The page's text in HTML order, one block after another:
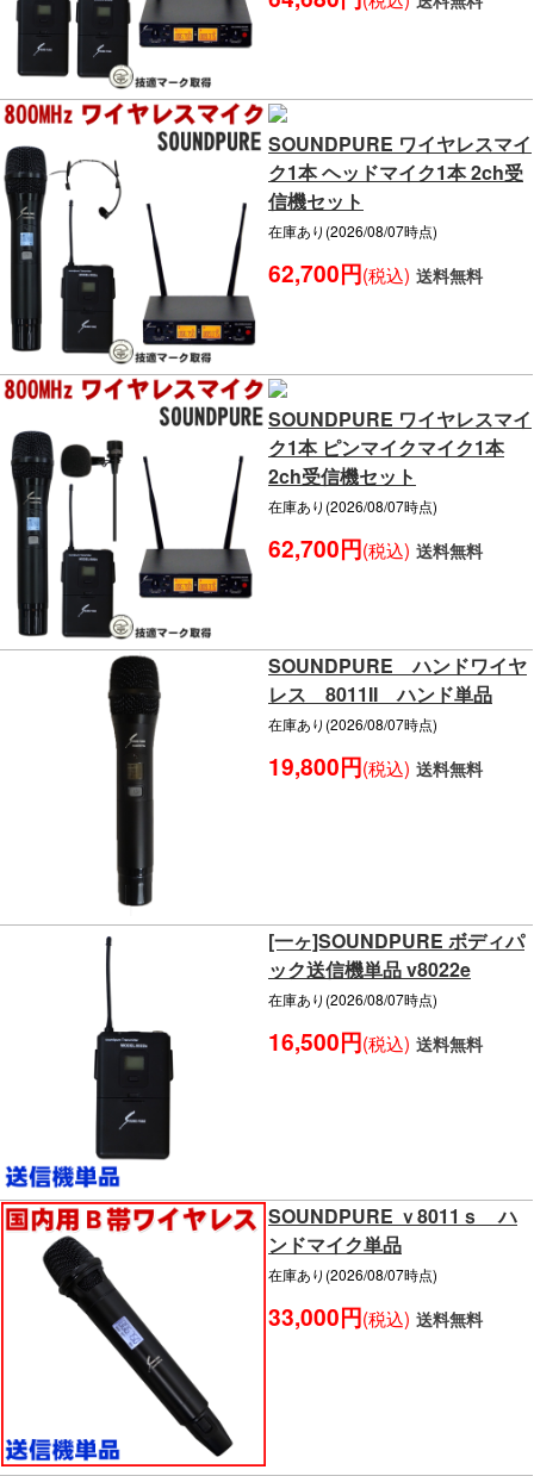
SOUNDPURE ワイヤレスマイ
ク1本 ヘッドマイク1本 2ch受
信機セット
在庫あり(2026/08/07時点)
62,700円(税込) 送料無料
SOUNDPURE ワイヤレスマイ
ク1本 ピンマイクマイク1本
2ch受信機セット
在庫あり(2026/08/07時点)
62,700円(税込) 送料無料
SOUNDPURE ハンドワイヤ
レス 8011II ハンド単品
在庫あり(2026/08/07時点)
19,800円(税込) 送料無料
[一ヶ]SOUNDPURE ボディパ
ック送信機単品 v8022e
在庫あり(2026/08/07時点)
16,500円(税込) 送料無料
SOUNDPURE ｖ8011ｓ ハ
ンドマイク単品
在庫あり(2026/08/07時点)
33,000円(税込) 送料無料